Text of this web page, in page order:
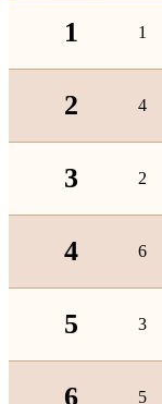
1 1
2 4
3 2
4 6
5 3
6 5